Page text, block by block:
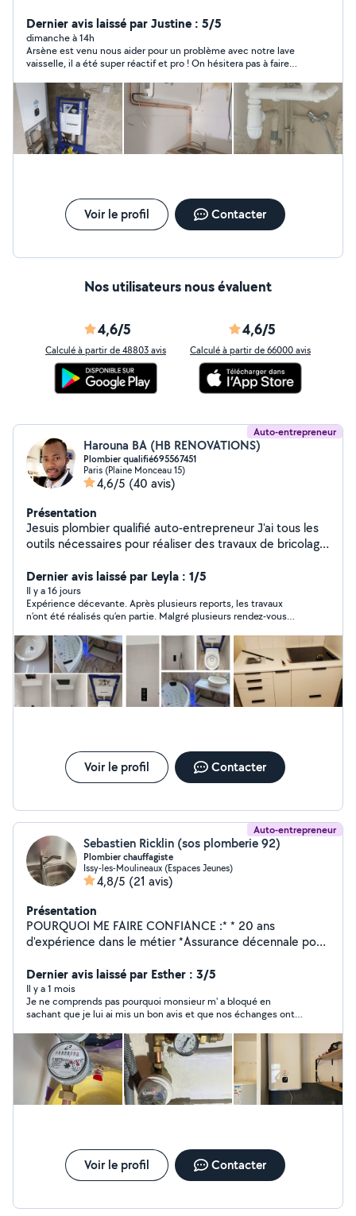
observation VOUS POUVEZ M'APPELER OU M'ÉCRIRE
SUR MON NUMÉRO DIRECTEMENT POUR M'AVOIR
PLUS RAPIDEMENT w0753800219w si je réponds pas à
vos demandes privés puisque je peux pas répondre au
demande qui ne sont pas dans mon périmètre de chant
d'action vous trouverez mon numéro sur mon profil
merci bien
Dernier avis laissé par Justine : 5/5
dimanche à 14h
Arsène est venu nous aider pour un problème avec notre lave
vaisselle, il a été super réactif et pro ! On hésitera pas à faire
Voir le profil Contacter
Nos utilisateurs nous évaluent
4,6/5
Calculé à partir de 48803 avis
4,6/5
Calculé à partir de 66000 avis
Auto-entrepreneur
Harouna BA (HB RENOVATIONS)
Plombier qualifié695567451
Paris (Plaine Monceau 15)
4,6/5 (40 avis)
Présentation
Jesuis plombier qualifié auto-entrepreneur J'ai tous les
outils nécessaires pour réaliser des travaux de bricolage
peint et rénovation sdb N'hésitez pas à me solliciter
Dernier avis laissé par Leyla : 1/5
Il y a 16 jours
Expérience décevante. Après plusieurs reports, les travaux
n’ont été réalisés qu’en partie. Malgré plusieurs rendez-vous
différents imprévus, puis a fini par ne plus répondre à mes
messages. J’avais avancé de l’argent pour le matériel et il me
reste encore 40 € que je n’ai jamais récupérés. Dommage, car
le travail réalisé était correct, mais le manque de sérieux, de
fiabilité et de communication ne me permet pas de
recommander cette personne.
Voir le profil Contacter
Auto-entrepreneur
Sebastien Ricklin (sos plomberie 92)
Plombier chauffagiste
Issy-les-Moulineaux (Espaces Jeunes)
4,8/5 (21 avis)
Présentation
POURQUOI ME FAIRE CONFIANCE :* * 20 ans
d'expérience dans le métier *Assurance décennale pour
*Devis gratuit transparent Je me déplace rapidement
pour tout type de dépannage ou d'installation. Que ce
soit pour une urgence , une rénovation ou projet
d'aménagement . Je vous accompagne avec sérieux et
professionnalisme . Contacter moi dès aujourd'hui pour
un devis gratuit ou une intervention rapide !
Dernier avis laissé par Esther : 3/5
Il y a 1 mois
Je ne comprends pas pourquoi monsieur m' a bloqué en
sachant que je lui ai mis un bon avis et que nos échanges ont
Voir le profil Contacter